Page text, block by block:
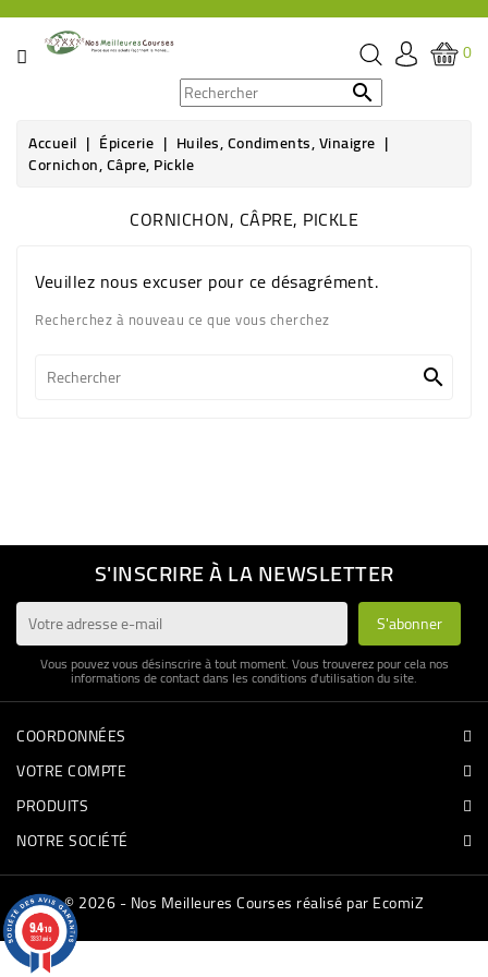
CATÉGORIE
ÉPICERIE
BOISSON
HYGIÈNE
CULTUREL
0

Accueil Épicerie Huiles, Condiments, Vinaigre
Cornichon, Câpre, Pickle
CORNICHON, CÂPRE, PICKLE
Veuillez nous excuser pour ce désagrément.
Recherchez à nouveau ce que vous cherchez

S'INSCRIRE À LA NEWSLETTER
Vous pouvez vous désinscrire à tout moment. Vous trouverez pour cela nos
informations de contact dans les conditions d'utilisation du site.
COORDONNÉES
VOTRE COMPTE
PRODUITS
NOTRE SOCIÉTÉ
© 2026 - Nos Meilleures Courses réalisé par EcomiZ
9.4/10
3337 avis